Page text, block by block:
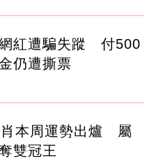
紅遭騙失蹤 付500
仍遭撕票
本周運勢出爐 屬
雙冠王